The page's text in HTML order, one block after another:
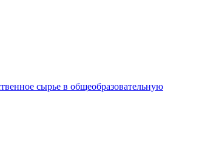
сырье в общеобразовательную